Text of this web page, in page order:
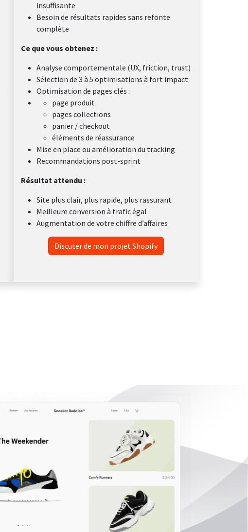
insuffisante
Besoin de résultats rapides sans refonte
complète
Ce que vous obtenez :
Analyse comportementale (UX, friction, trust)
Sélection de 3 à 5 optimisations à fort impact
Optimisation de pages clés :
page produit
pages collections
panier / checkout
éléments de réassurance
Mise en place ou amélioration du tracking
Recommandations post-sprint
Résultat attendu :
Site plus clair, plus rapide, plus rassurant
Meilleure conversion à trafic égal
Augmentation de votre chiffre d’affaires
Discuter de mon projet Shopify